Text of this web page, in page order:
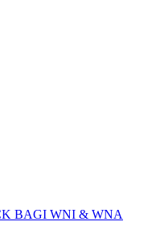
BAGI WNI & WNA